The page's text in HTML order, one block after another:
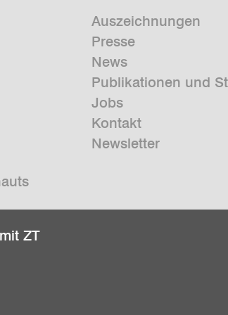
Auszeichnungen
Presse
News
Publikationen und
Jobs
Kontakt
Newsletter
ZT